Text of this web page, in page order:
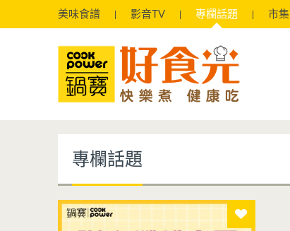
美味食譜 影音TV 專欄話題 市集
專欄話題